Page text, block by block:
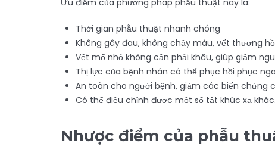
Ưu điểm của phương pháp phẫu thuật này là:
Thời gian phẫu thuật nhanh chóng
Không gây đau, không chảy máu, vết thương
Vết mổ nhỏ không cần phải khâu, giúp giảm
Thị lực của bệnh nhân có thể phục hồi phục
An toàn cho người bệnh, giảm các biến chứng
Có thể điều chỉnh được một số tật khúc xạ khác.
Nhược điểm của phẫu